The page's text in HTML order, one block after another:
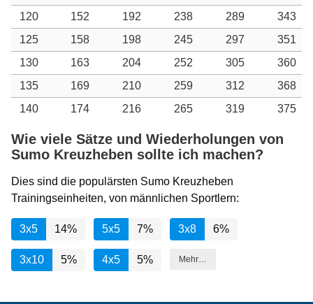
120
152 192 238 289
343
125
158 198 245 297
351
130
163 204 252 305
360
135
169 210 259 312
368
140
174 216 265 319 375
Wie viele Sätze und Wiederholungen von
Sumo Kreuzheben sollte ich machen?
Dies sind die populärsten Sumo Kreuzheben
Trainingseinheiten, von männlichen Sportlern:
3x5 14% 5x5 7% 3x8 6%
3x10 5% 4x5 5% Mehr…